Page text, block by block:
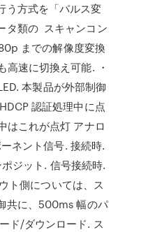
う方式を「パルス変
タ類の スキャンコン
までの解像度変換
高速に切換え可能. ・
本製品が外部制御
認証処理中に点
はこれが点灯 アナロ
ネント信号. 接続時.
ジット. 信号接続時.
ト側については、ス
共に、500ms 幅のパ
ド/ダウンロード. ス